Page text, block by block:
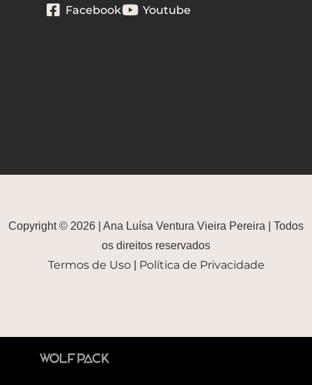
Facebook
Youtube
Copyright © 2026 | Ana Luísa Ventura Vieira Pereira | Todos
os direitos reservados
Termos de Uso| Política de Privacidade